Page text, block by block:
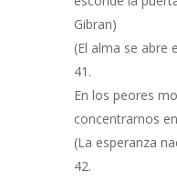
Gibran)
(El alma se abre
En los peores
concentrarnos
(La esperanza